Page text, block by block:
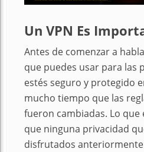
Un VPN Es
Antes de comenzar a
que puedes usar para las
estés seguro y protegido
mucho tiempo que las
fueron cambiadas. Lo que
que ninguna privacidad
disfrutados